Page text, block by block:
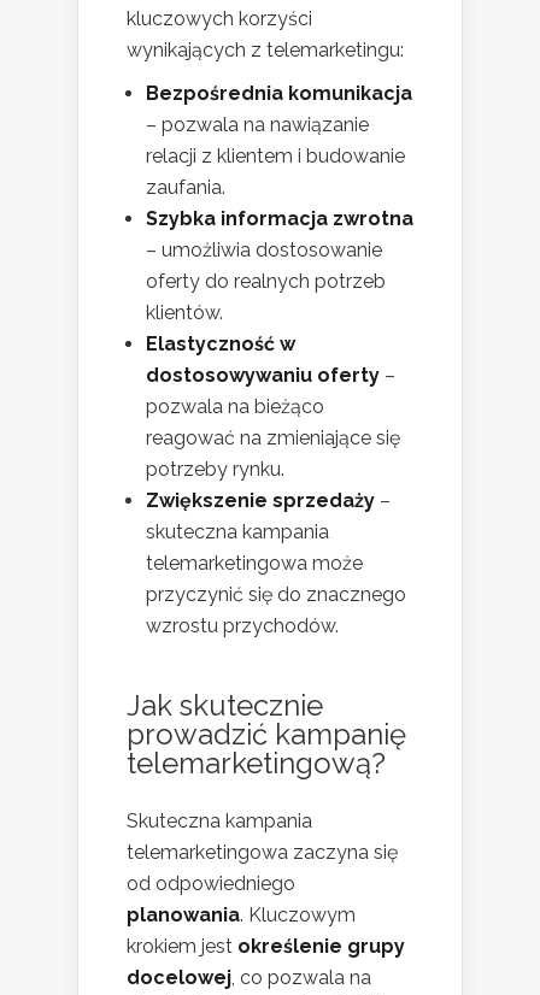
kluczowych korzyści
wynikających z telemarketingu:
Bezpośrednia komunikacja
– pozwala na nawiązanie
relacji z klientem i budowanie
zaufania.
Szybka informacja zwrotna
– umożliwia dostosowanie
oferty do realnych potrzeb
klientów.
Elastyczność w
dostosowywaniu oferty –
pozwala na bieżąco
reagować na zmieniające się
potrzeby rynku.
Zwiększenie sprzedaży –
skuteczna kampania
telemarketingowa może
przyczynić się do znacznego
wzrostu przychodów.
Jak skutecznie
prowadzić kampanię
telemarketingową?
Skuteczna kampania
telemarketingowa zaczyna się
od odpowiedniego
planowania. Kluczowym
krokiem jest określenie grupy
docelowej , co pozwala na